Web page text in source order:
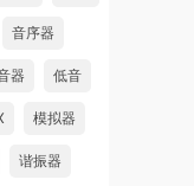
音序器
器 低音
模拟器
谐振器